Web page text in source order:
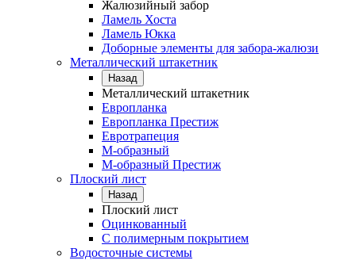
Жалюзийный забор
Ламель Хоста
Ламель Юкка
Доборные элементы для забора-жалюзи
Металлический штакетник
Назад
Металлический штакетник
Европланка
Европланка Престиж
Евротрапеция
М-образный
М-образный Престиж
Плоский лист
Назад
Плоский лист
Оцинкованный
С полимерным покрытием
Водосточные системы